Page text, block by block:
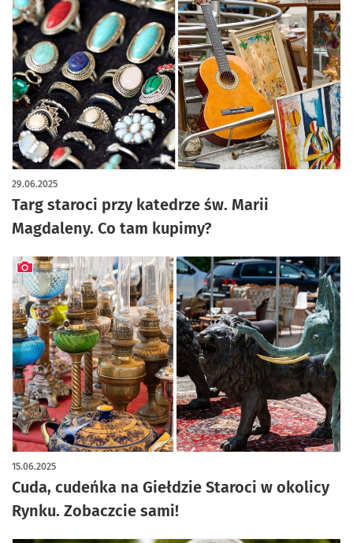
Targ staroci przy katedrze św. Marii
Magdaleny. Co tam kupimy?
29.06.2025
artykuł z galerią zdjęć
Cuda, cudeńka na Giełdzie Staroci w okolicy
Rynku. Zobaczcie sami!
15.06.2025
artykuł z galerią zdjęć